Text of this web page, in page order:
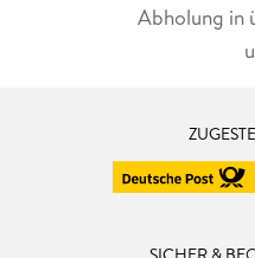
Abholung in